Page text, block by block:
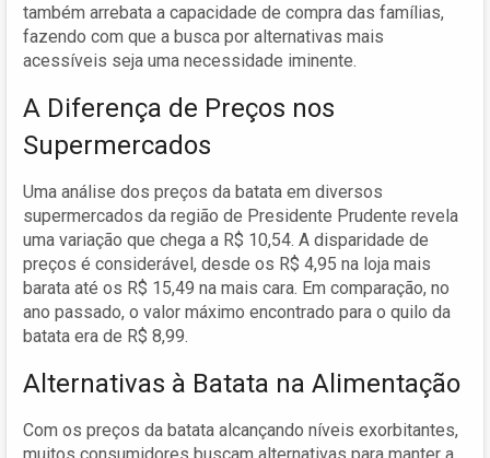
também arrebata a capacidade de compra das famílias,
fazendo com que a busca por alternativas mais
acessíveis seja uma necessidade iminente.
A Diferença de Preços nos
Supermercados
Uma análise dos preços da batata em diversos
supermercados da região de Presidente Prudente revela
uma variação que chega a R$ 10,54. A disparidade de
preços é considerável, desde os R$ 4,95 na loja mais
barata até os R$ 15,49 na mais cara. Em comparação, no
ano passado, o valor máximo encontrado para o quilo da
batata era de R$ 8,99.
Alternativas à Batata na Alimentação
Com os preços da batata alcançando níveis exorbitantes,
muitos consumidores buscam alternativas para manter a